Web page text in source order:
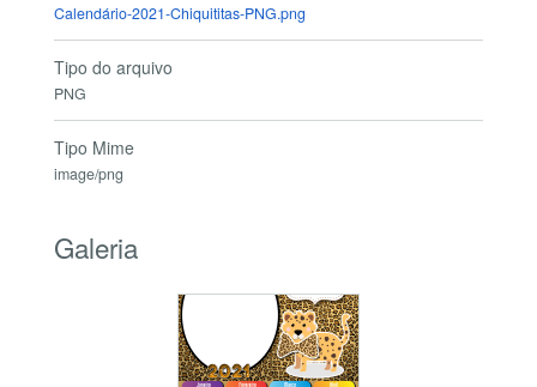
Calendário-2021-Chiquititas-PNG.png
Tipo do arquivo
PNG
Tipo Mime
image/png
Galeria